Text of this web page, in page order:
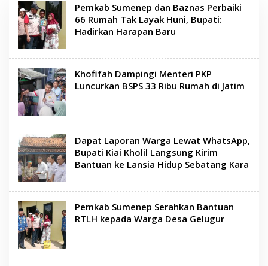
Pemkab Sumenep dan Baznas Perbaiki
66 Rumah Tak Layak Huni, Bupati:
Hadirkan Harapan Baru
Khofifah Dampingi Menteri PKP
Luncurkan BSPS 33 Ribu Rumah di Jatim
Dapat Laporan Warga Lewat WhatsApp,
Bupati Kiai Kholil Langsung Kirim
Bantuan ke Lansia Hidup Sebatang Kara
Pemkab Sumenep Serahkan Bantuan
RTLH kepada Warga Desa Gelugur